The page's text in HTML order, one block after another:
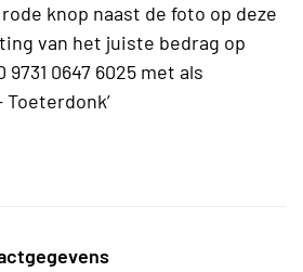
knop naast de foto op deze
van het juiste bedrag op
0647 6025 met als
Toeterdonk’